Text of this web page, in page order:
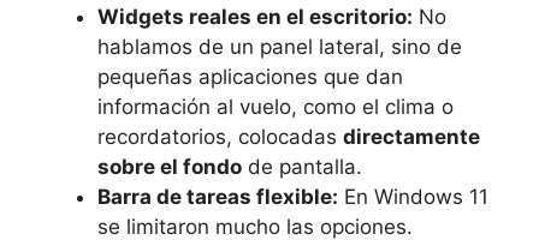
Widgets reales en el escritorio: No
hablamos de un panel lateral, sino de
pequeñas aplicaciones que dan
información al vuelo, como el clima o
recordatorios, colocadas directamente
sobre el fondo de pantalla.
Barra de tareas flexible: En Windows 11
se limitaron mucho las opciones.